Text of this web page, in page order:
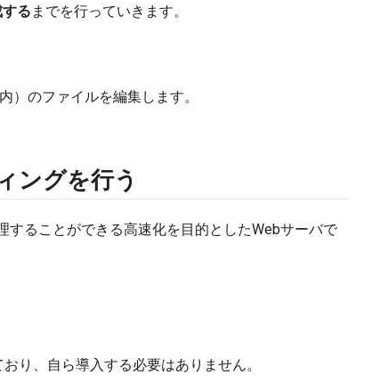
る までを行っていきます。
のファイルを編集します。
ングを行う
することができる高速化を目的としたWebサーバで
り、自ら導入する必要はありません。